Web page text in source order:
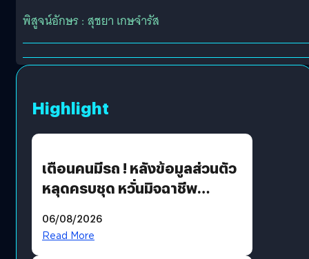
พิสูจน์อักษร : สุชยา เกษจำรัส
Highlight
เตือนคนมีรถ ! หลังข้อมูลส่วนตัว
หลุดครบชุด หวั่นมิจฉาชีพ
รหัสผ่านหลุด ไม่ใช่แฮกเกอร์
06/08/2026
Read More